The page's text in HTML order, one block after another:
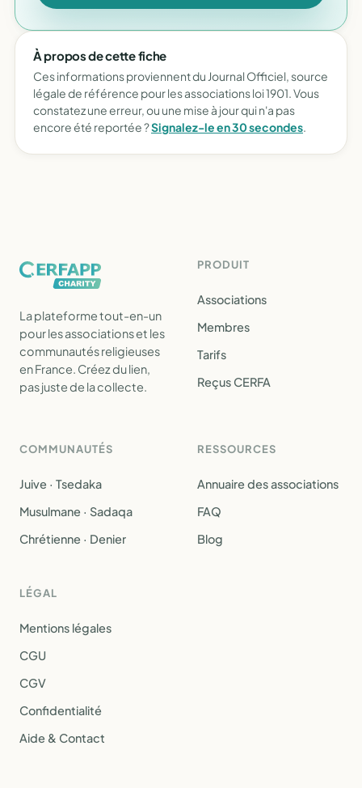
À propos de cette fiche
Ces informations proviennent du Journal Officiel, source
légale de référence pour les associations loi 1901. Vous
constatez une erreur, ou une mise à jour qui n'a pas
encore été reportée ?Signalez-le en 30 secondes.
La plateforme tout-en-un
pour les associations et les
communautés religieuses
en France. Créez du lien,
pas juste de la collecte.
PRODUIT
Associations
Membres
Tarifs
Reçus CERFA
COMMUNAUTÉS
Juive · Tsedaka
Musulmane · Sadaqa
Chrétienne · Denier
RESSOURCES
Annuaire des associations
FAQ
Blog
LÉGAL
Mentions légales
CGU
CGV
Confidentialité
Aide & Contact